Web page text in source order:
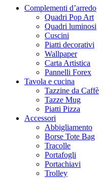
Complementi d’arredo
Quadri Pop Art
Quadri luminosi
Cuscini
Piatti decorativi
Wallpaper
Carta Artistica
Pannelli Forex
Tavola e cucina
Tazzine da Caffè
Tazze Mug
Piatti Pizza
Accessori
Abbigliamento
Borse Tote Bag
Tracolle
Portafogli
Portachiavi
Trolley